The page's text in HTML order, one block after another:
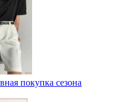
покупка сезона